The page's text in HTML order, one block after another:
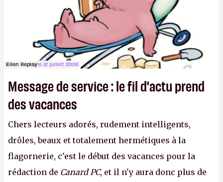
avec du pouvoir d'achat.P.
Ellen Replayle 12 juillet 2026
Message de service : le fil d'actu prend
des vacances
Chers lecteurs adorés, rudement intelligents,
drôles, beaux et totalement hermétiques à la
flagornerie, c'est le début des vacances pour la
rédaction de Canard PC, et il n'y aura donc plus de